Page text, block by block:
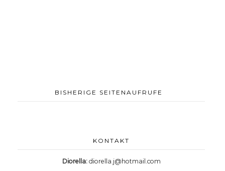
BISHERIGE SEITENAUFRUFE
KONTAKT
Diorella: diorella.j@hotmail.com